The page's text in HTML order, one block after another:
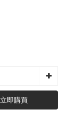
立即購買